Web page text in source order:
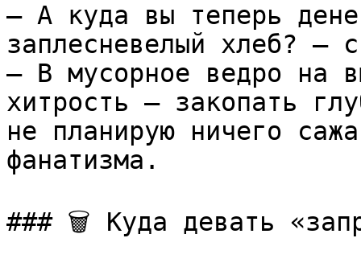
— А куда вы теперь
заплесневелый хлеб?
— В мусорное ведро на
хитрость — закопать
не планирую ничего
фанатизма.
### 🗑️ Куда девать